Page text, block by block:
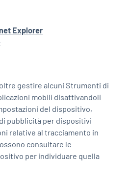
Explorer
gestire alcuni Strumenti di
mobili disattivandoli
del dispositivo,
pubblicità per dispositivi
relative al tracciamento in
consultare le
per individuare quella